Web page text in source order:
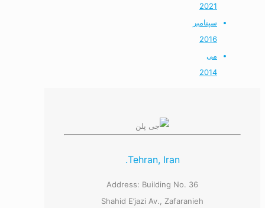
2021
سپتامبر
2016
می
2014
Tehran, Iran.
Address: Building No. 36
Shahid E’jazi Av., Zafaranieh